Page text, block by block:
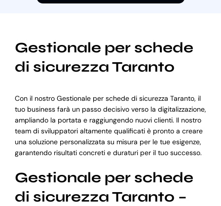
Gestionale per schede
di sicurezza Taranto
Con il nostro Gestionale per schede di sicurezza Taranto, il
tuo business farà un passo decisivo verso la digitalizzazione,
ampliando la portata e raggiungendo nuovi clienti. Il nostro
team di sviluppatori altamente qualificati è pronto a creare
una soluzione personalizzata su misura per le tue esigenze,
garantendo risultati concreti e duraturi per il tuo successo.
Gestionale per schede
di sicurezza Taranto –